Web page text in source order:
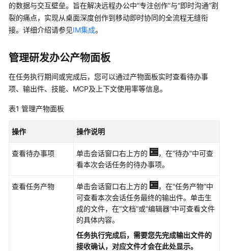
的数据与交互壁垒。旨在解决远程办公中“专注创作”与“即时沟通”割
裂的痛点，实现从桌面深度创作到移动即时协同的全流程无缝衔
接。详细介绍请参见IM集成。
管理研发办公产物面板
在任务执行期间或完成后，您可以通过产物面板实时查看待办事
项、输出件、技能、MCP及上下文使用率等信息。
表1 管理产物面板
操作 操作说明
查看待办事项 单击会话窗口右上方的 ，在“待办”中可查
看本次会话任务的待办事项。
查看任务产物 单击会话窗口右上方的 ，在“任务产物”中
可查看本次会话任务最终的输出件。单击生
成的文件，在“文档”或“编辑器”中可查看文件
的具体内容。
任务执行完成后，需要您先完成输出文件的
接收确认，对应文件才会在此处显示。